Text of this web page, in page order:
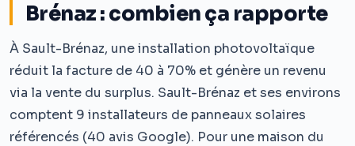
Brénaz : combien ça rapporte
À Sault-Brénaz, une installation photovoltaïque
réduit la facture de 40 à 70% et génère un revenu
via la vente du surplus. Sault-Brénaz et ses environs
comptent 9 installateurs de panneaux solaires
référencés (40 avis Google). Pour une maison du